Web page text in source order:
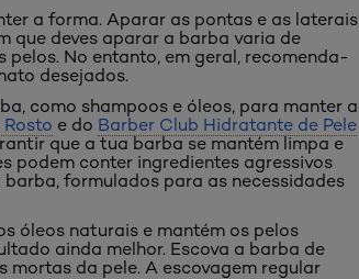
a forma. Aparar as pontas e as laterais
que deves aparar a barba varia de
No entanto, em geral, recomenda-
desejados.
como shampoos e óleos, para manter a
e do Barber Club Hidratante de Pele
que a tua barba se mantém limpa e
podem conter ingredientes agressivos
formulados para as necessidades
óleos naturais e mantém os pelos
ainda melhor. Escova a barba de
mortas da pele. A escovagem regular